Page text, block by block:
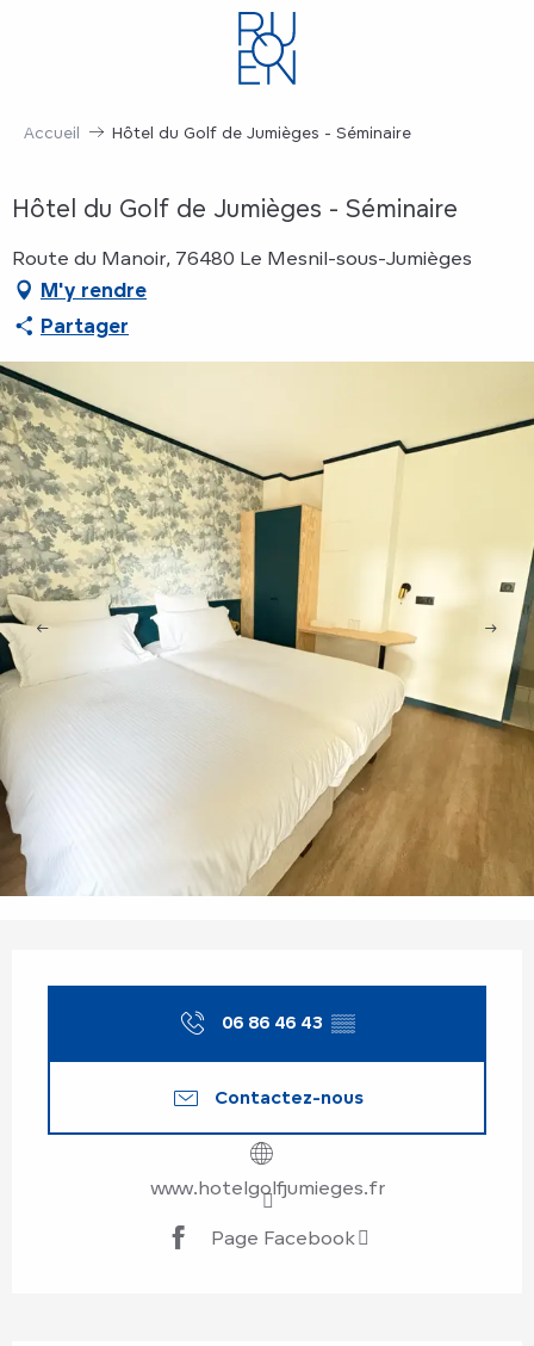
Accueil Hôtel du Golf de Jumièges - Séminaire
Hôtel du Golf de Jumièges - Séminaire
Route du Manoir, 76480 Le Mesnil-sous-Jumièges
M'y rendre
Partager
06 86 46 43 ▒▒
Contactez-nous
www.hotelgolfjumieges.fr
Page Facebook